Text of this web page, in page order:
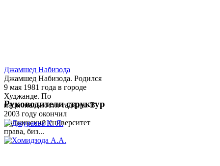
Джамшед Набизода
Джамшед Набизода. Родился
9 мая 1981 года в городе
Худжанде. По
национальности таджик. В
2003 году окончил
Таджикский университет
права, биз...
Руководители структур